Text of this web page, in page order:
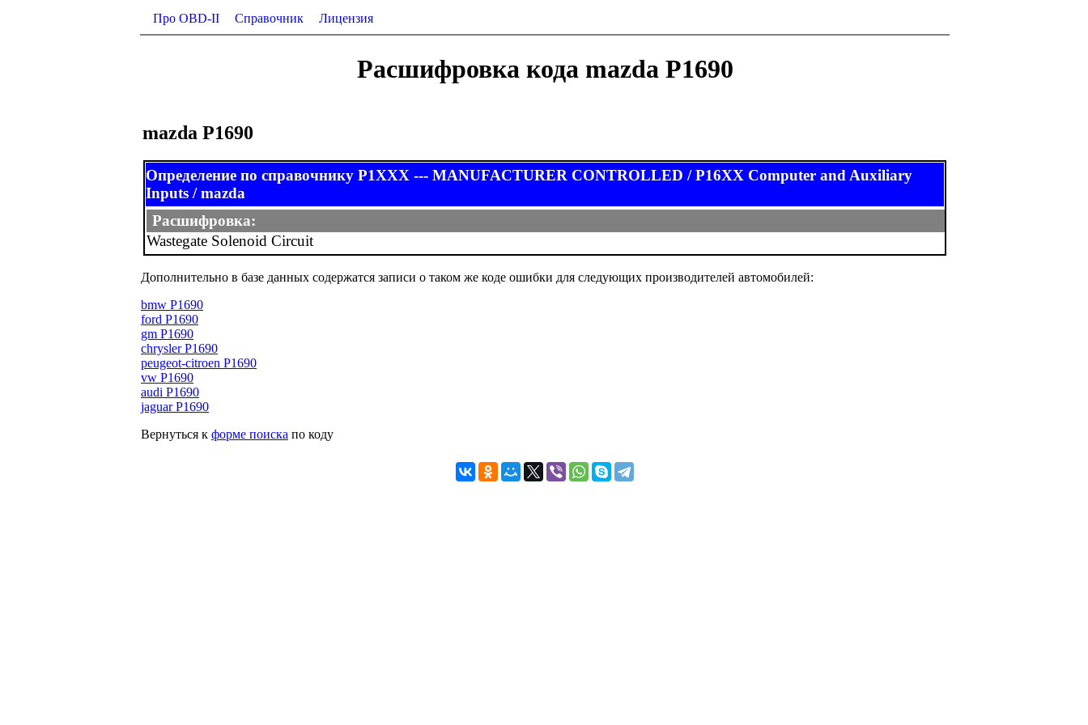
Про OBD-II Справочник Лицензия
Расшифровка кода mazda P1690
mazda P1690
Определение по справочнику P1XXX --- MANUFACTURER CONTROLLED / P16XX Computer and Auxiliary
Inputs / mazda
Расшифровка:
Wastegate Solenoid Circuit
Дополнительно в базе данных содержатся записи о таком же коде ошибки для следующих производителей автомобилей:
bmw P1690
ford P1690
gm P1690
chrysler P1690
peugeot-citroen P1690
vw P1690
audi P1690
jaguar P1690
Вернуться к форме поиска по коду